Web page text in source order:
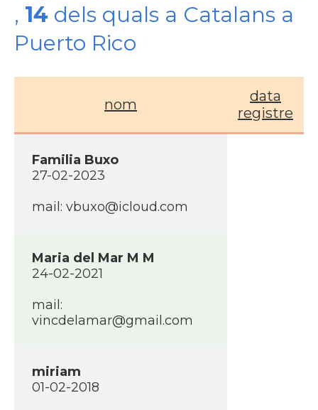
, 14 dels quals a Catalans a
Puerto Rico
nom
data
registre
Familia Buxo
27-02-2023
mail: vbuxo@icloud.com
Maria del Mar M M
24-02-2021
mail:
vincdelamar@gmail.com
miriam
01-02-2018